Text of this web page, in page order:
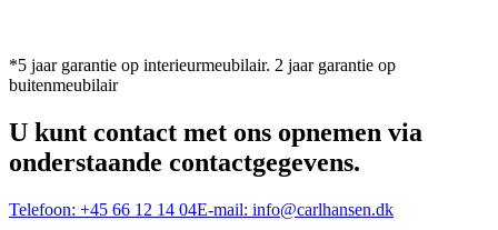
*5 jaar garantie op interieurmeubilair. 2 jaar garantie op
buitenmeubilair
U kunt contact met ons opnemen via
onderstaande contactgegevens.
Telefoon: +45 66 12 14 04E-mail: info@carlhansen.dk